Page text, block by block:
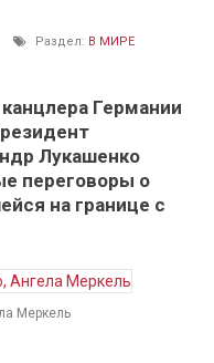
Раздел: В МИРЕ
Германии
Лукашенко
переговоры о
на границе с
Меркель